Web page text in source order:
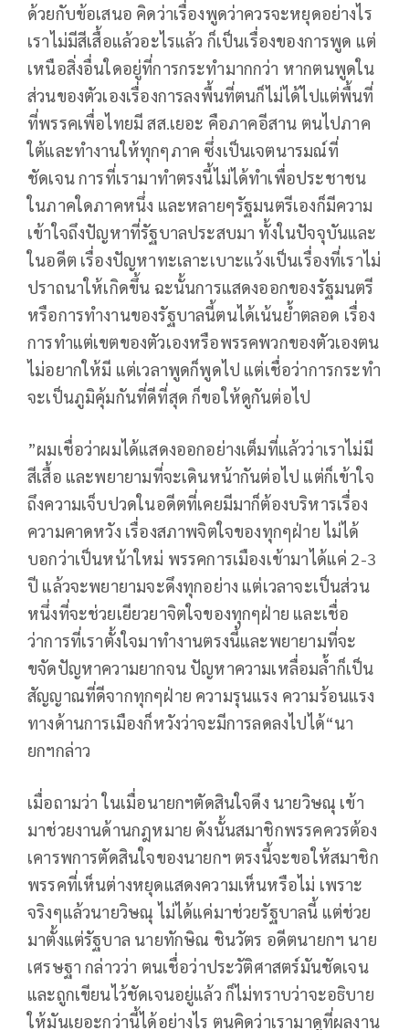
ด้วยกับข้อเสนอ คิดว่าเรื่องพูดว่าควรจะหยุดอย่างไร
เราไม่มีสีเสื้อแล้วอะไรแล้ว ก็เป็นเรื่องของการพูด แต่
เหนือสิ่งอื่นใดอยู่ที่การกระทำมากกว่า หากตนพูดใน
ส่วนของตัวเองเรื่องการลงพื้นที่ตนก็ไม่ได้ไปแต่พื้นที่
ที่พรรคเพื่อไทยมี สส.เยอะ คือภาคอีสาน ตนไปภาค
ใต้และทำงานให้ทุกๆภาค ซึ่งเป็นเจตนารมณ์ที่
ชัดเจน การที่เรามาทำตรงนี้ไม่ได้ทำเพื่อประชาชน
ในภาคใดภาคหนึ่ง และหลายๆรัฐมนตรีเองก็มีความ
เข้าใจถึงปัญหาที่รัฐบาลประสบมา ทั้งในปัจจุบันและ
ในอดีต เรื่องปัญหาทะเลาะเบาะแว้งเป็นเรื่องที่เราไม่
ปราถนาให้เกิดขึ้น ฉะนั้นการแสดงออกของรัฐมนตรี
หรือการทำงานของรัฐบาลนี้ตนได้เน้นย้ำตลอด เรื่อง
การทำแต่เขตของตัวเองหรือพรรคพวกของตัวเองตน
ไม่อยากให้มี แต่เวลาพูดก็พูดไป แต่เชื่อว่าการกระทำ
จะเป็นภูมิคุ้มกันที่ดีที่สุด ก็ขอให้ดูกันต่อไป
”ผมเชื่อว่าผมได้แสดงออกอย่างเต็มที่แล้วว่าเราไม่มี
สีเสื้อ และพยายามที่จะเดินหน้ากันต่อไป แต่ก็เข้าใจ
ถึงความเจ็บปวดในอดีตที่เคยมีมาก็ต้องบริหารเรื่อง
ความคาดหวัง เรื่องสภาพจิตใจของทุกๆฝ่าย ไม่ได้
บอกว่าเป็นหน้าใหม่ พรรคการเมืองเข้ามาได้แค่ 2-3
ปี แล้วจะพยายามจะดึงทุกอย่าง แต่เวลาจะเป็นส่วน
หนึ่งที่จะช่วยเยียวยาจิตใจของทุกๆฝ่าย และเชื่อ
ว่าการที่เราตั้งใจมาทำงานตรงนี้และพยายามที่จะ
ขจัดปัญหาความยากจน ปัญหาความเหลื่อมล้ำก็เป็น
สัญญาณที่ดีจากทุกๆฝ่าย ความรุนแรง ความร้อนแรง
ทางด้านการเมืองก็หวังว่าจะมีการลดลงไปได้“นา
ยกฯกล่าว
เมื่อถามว่า ในเมื่อนายกฯตัดสินใจดึง นายวิษณุ เข้า
มาช่วยงานด้านกฎหมาย ดังนั้นสมาชิกพรรคควรต้อง
เคารพการตัดสินใจของนายกฯ ตรงนี้จะขอให้สมาชิก
พรรคที่เห็นต่างหยุดแสดงความเห็นหรือไม่ เพราะ
จริงๆแล้วนายวิษณุ ไม่ได้แค่มาช่วยรัฐบาลนี้ แต่ช่วย
มาตั้งแต่รัฐบาล นายทักษิณ ชินวัตร อดีตนายกฯ นาย
เศรษฐา กล่าวว่า ตนเชื่อว่าประวัติศาสตร์มันชัดเจน
และถูกเขียนไว้ชัดเจนอยู่แล้ว ก็ไม่ทราบว่าจะอธิบาย
ให้มันเยอะกว่านี้ได้อย่างไร ตนคิดว่าเรามาดูที่ผลงาน